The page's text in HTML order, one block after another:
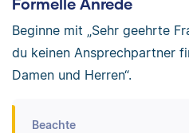
Beginne mit „Sehr geehrte
du keinen Ansprechpartner
Damen und Herren“.
Beachte